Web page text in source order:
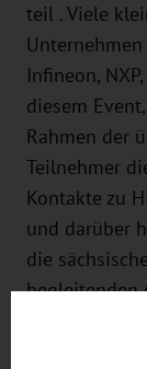
teil . Viele
Infineon,
diesem
Rahmen der
Teilnehmer
Kontakte zu
und darüber
die
begleitenden